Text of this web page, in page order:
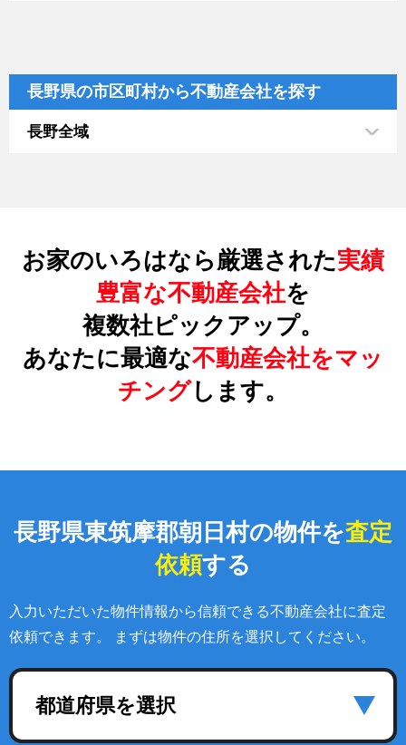
長野県の市区町村から不動産会社を探す
長野全域
お家のいろはなら厳選された実績
豊富な不動産会社を
複数社ピックアップ。
あなたに最適な不動産会社をマッ
チングします。
長野県東筑摩郡朝日村の物件を査定
依頼する
入力いただいた物件情報から信頼できる不動産会社に査定
依頼できます。 まずは物件の住所を選択してください。
都道府県を選択